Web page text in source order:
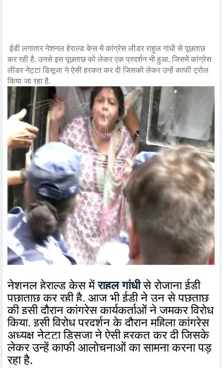
ईडी लगातार नेशनल हेराल्ड केस में कांग्रेस लीडर राहुल गांधी से पूछताछ
कर रही है. उनसे इस पूछताछ को लेकर एक प्रदर्शन भी हुआ. जिसमें कांग्रेस
लीडर नेट्टा डिसूजा ने ऐसी हरकत कर दी जिसको लेकर उन्हें काफी ट्रोल
किया जा रहा है.
नेशनल हेराल्ड केस मेंराहुल गांधीसे रोजाना ईडी
पूछाताछ कर रही है. आज भी ईडी ने उन से पूछताछ
की इसी दौरान कांग्रेस कार्यकर्ताओं ने जमकर विरोध
किया. इसी विरोध प्रदर्शन के दौरान महिला कांग्रेस
अध्यक्ष नेट्टा डिसूजा ने ऐसी हरकत कर दी जिसके
लेकर उन्हें काफी आलोचनाओं का सामना करना पड़
रहा है.